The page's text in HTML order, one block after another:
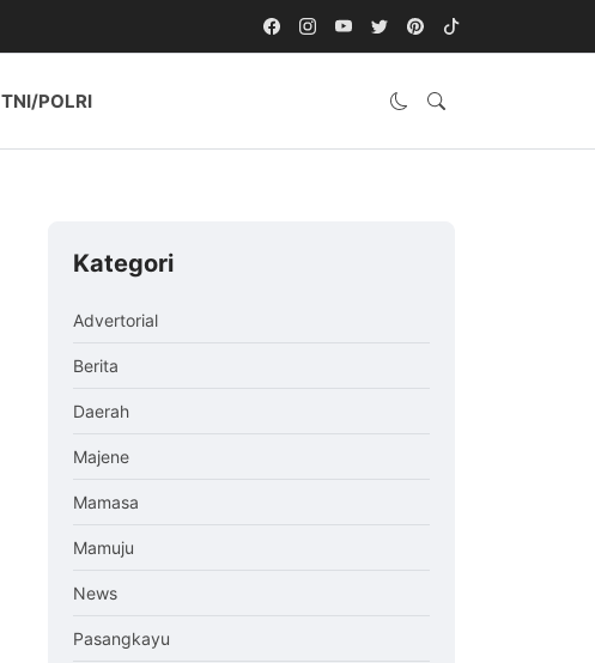
TNI/POLRI
Kategori
Advertorial
Berita
Daerah
Majene
Mamasa
Mamuju
News
Pasangkayu